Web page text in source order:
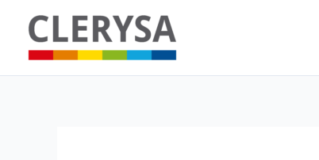
contenido